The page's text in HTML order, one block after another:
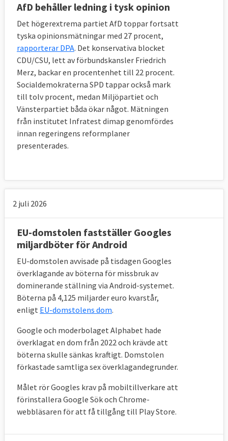
AfD behåller ledning i tysk opinion
Det högerextrema partiet AfD toppar fortsatt
tyska opinionsmätningar med 27 procent,
rapporterar DPA. Det konservativa blocket
CDU/CSU, lett av förbundskansler Friedrich
Merz, backar en procentenhet till 22 procent.
Socialdemokraterna SPD tappar också mark
till tolv procent, medan Miljöpartiet och
Vänsterpartiet båda ökar något. Mätningen
från institutet Infratest dimap genomfördes
innan regeringens reformplaner
presenterades.
2 juli 2026
EU-domstolen fastställer Googles
miljardböter för Android
EU-domstolen avvisade på tisdagen Googles
överklagande av böterna för missbruk av
dominerande ställning via Android-systemet.
Böterna på 4,125 miljarder euro kvarstår,
enligt EU-domstolens dom.
Google och moderbolaget Alphabet hade
överklagat en dom från 2022 och krävde att
böterna skulle sänkas kraftigt. Domstolen
förkastade samtliga sex överklagandegrunder.
Målet rör Googles krav på mobiltillverkare att
förinstallera Google Sök och Chrome-
webbläsaren för att få tillgång till Play Store.